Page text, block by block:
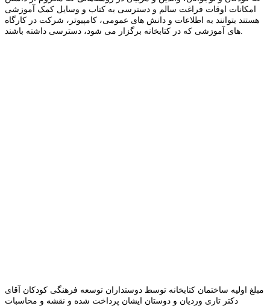
امکانات اوقات فراغت سالم و دسترسی به کتاب و وسایل کمک آموزشی
هستند بتوانند به اطلاعات و دانش های عمومی، کامپیوتر، شرکت در کارگاه
مبلغ اولیه ساختمان کتابخانه توسط دوستداران توسعه فرهنگی کودکان آقای
دکتر تاری وردیان و دوستان ایشان پرداخت شده و نقشه و محاسبات